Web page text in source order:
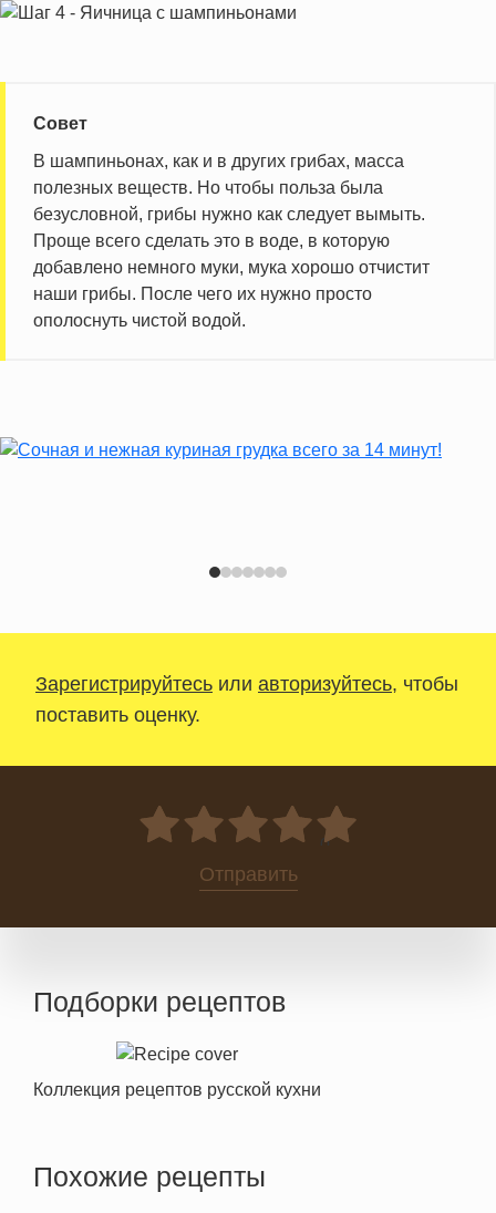
Совет
В шампиньонах, как и в других грибах, масса
полезных веществ. Но чтобы польза была
безусловной, грибы нужно как следует вымыть.
Проще всего сделать это в воде, в которую
добавлено немного муки, мука хорошо отчистит
наши грибы. После чего их нужно просто
ополоснуть чистой водой.
Зарегистрируйтесь или авторизуйтесь, чтобы
поставить оценку.
0
Отправить
Подборки рецептов
Коллекция рецептов русской кухни
Похожие рецепты